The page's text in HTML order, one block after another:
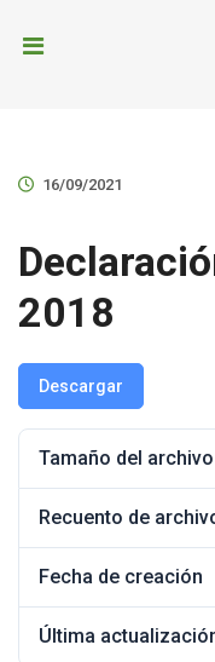
16/09/2021
2018
Descargar
Tamaño del archivo
Recuento de
Fecha de creación
Última